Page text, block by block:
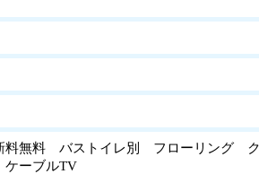
料無料 バストイレ別 フローリング
ーブルTV